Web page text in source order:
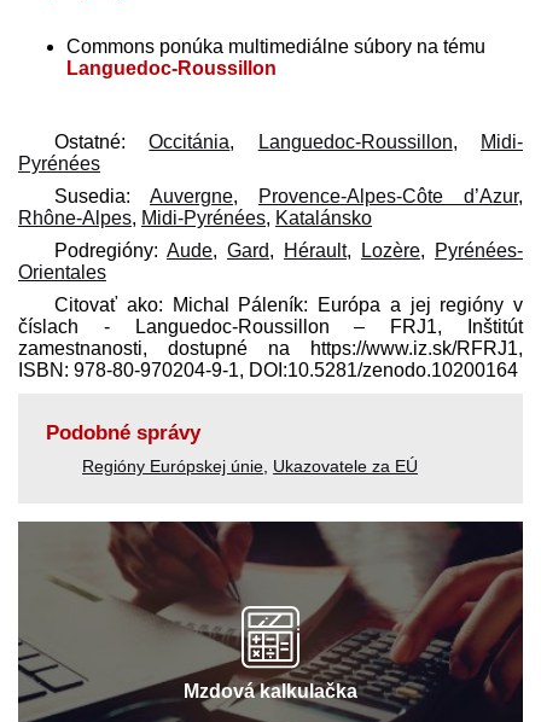
Commons ponúka multimediálne súbory na tému
Languedoc-Roussillon
Ostatné:Occitánia, Languedoc-Roussillon,
Midi-
Pyrénées
Susedia: Auvergne, Provence-Alpes-Côte d’Azur,
Rhône-Alpes, Midi-Pyrénées, Katalánsko
Podregióny: Aude, Gard, Hérault, Lozère,
Pyrénées-
Orientales
Citovať ako: Michal Páleník: Európa a jej regióny v
číslach - Languedoc-Roussillon – FRJ1, Inštitút
zamestnanosti, dostupné na https://www.iz.sk/​RFRJ1,
ISBN: 978-80-970204-9-1, DOI:10.5281/zenodo.10200164
Podobné správy
Regióny Európskej únie Ukazovatele za EÚ
Mzdová kalkulačka